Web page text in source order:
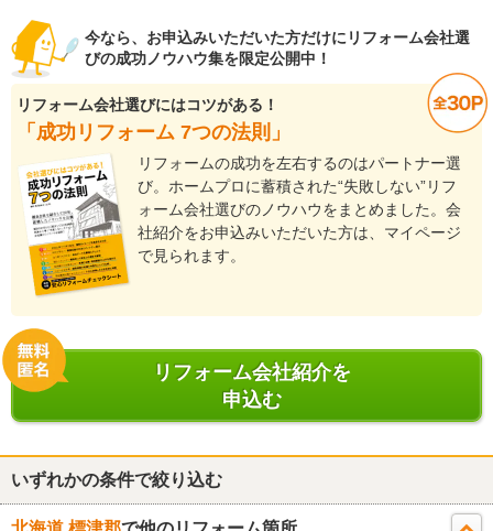
今なら、お申込みいただいた方だけにリフォーム会社選
びの成功ノウハウ集を限定公開中！
リフォーム会社選びにはコツがある！
「成功リフォーム 7つの法則」
リフォームの成功を左右するのはパートナー選
び。ホームプロに蓄積された“失敗しない”リフ
ォーム会社選びのノウハウをまとめました。会
社紹介をお申込みいただいた方は、マイページ
で見られます。
リフォーム会社紹介を
申込む
いずれかの条件で絞り込む